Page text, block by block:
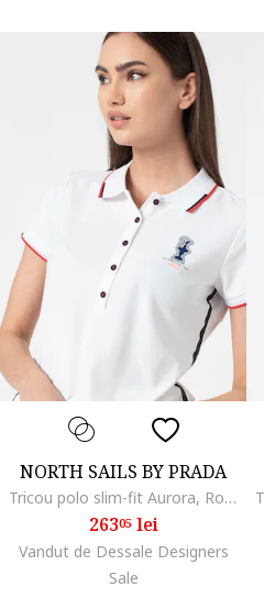
NORTH SAILS BY PRADA
Tricou polo slim-fit Aurora, Rosu/Alb optic
26305lei
Vandut de Dessale Designers
Sale